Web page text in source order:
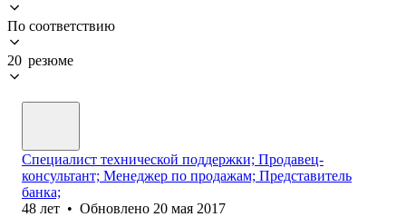
По соответствию
20 резюме
Специалист технической поддержки; Продавец-
консультант; Менеджер по продажам; Представитель
банка;
48 лет • Обновлено 20 мая 2017